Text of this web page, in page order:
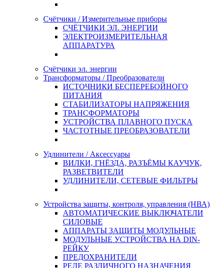
Счётчики / Измерительные приборы
СЧЁТЧИКИ ЭЛ. ЭНЕРГИИ
ЭЛЕКТРОИЗМЕРИТЕЛЬНАЯ
АППАРАТУРА
Счётчики эл. энергии
Трансформаторы / Преобразователи
ИСТОЧНИКИ БЕСПЕРЕБОЙНОГО
ПИТАНИЯ
СТАБИЛИЗАТОРЫ НАПРЯЖЕНИЯ
ТРАНСФОРМАТОРЫ
УСТРОЙСТВА ПЛАВНОГО ПУСКА
ЧАСТОТНЫЕ ПРЕОБРАЗОВАТЕЛИ
Удлинители / Аксессуары
ВИЛКИ, ГНЁЗДА, РАЗЪЁМЫ КАУЧУК,
РАЗВЕТВИТЕЛИ
УДЛИНИТЕЛИ, СЕТЕВЫЕ ФИЛЬТРЫ
Устройства защиты, контроля, управления (НВА)
АВТОМАТИЧЕСКИЕ ВЫКЛЮЧАТЕЛИ
СИЛОВЫЕ
АППАРАТЫ ЗАЩИТЫ МОДУЛЬНЫЕ
МОДУЛЬНЫЕ УСТРОЙСТВА НА DIN-
РЕЙКУ
ПРЕДОХРАНИТЕЛИ
РЕЛЕ РАЗЛИЧНОГО НАЗНАЧЕНИЯ